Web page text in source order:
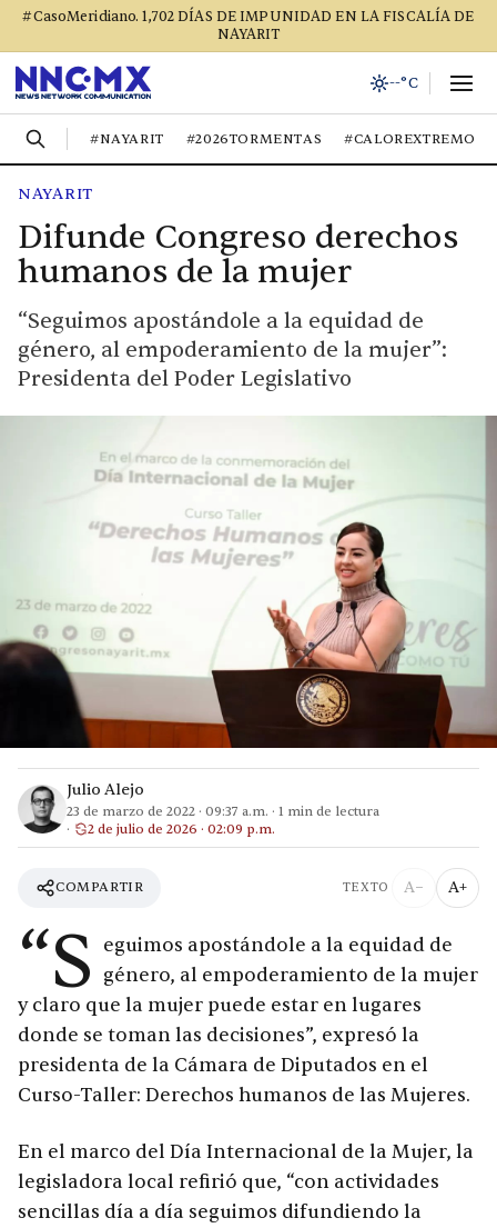
#CasoMeridiano. 1,702 DÍAS DE IMPUNIDAD EN LA FISCALÍA DE
NAYARIT
--°C
#NAYARIT #2026TORMENTAS #CALOREXTREMO
NAYARIT
Difunde Congreso derechos
humanos de la mujer
“Seguimos apostándole a la equidad de
género, al empoderamiento de la mujer”:
Presidenta del Poder Legislativo
Julio Alejo
23 de marzo de 2022 · 09:37 a.m. · 1 min de lectura
2 de julio de 2026 · 02:09 p.m.
COMPARTIR TEXTO A− A+
“S
eguimos apostándole a la equidad de
género, al empoderamiento de la mujer
y claro que la mujer puede estar en lugares
donde se toman las decisiones”, expresó la
presidenta de la Cámara de Diputados en el
Curso-Taller: Derechos humanos de las Mujeres.
En el marco del Día Internacional de la Mujer, la
legisladora local refirió que, “con actividades
sencillas día a día seguimos difundiendo la